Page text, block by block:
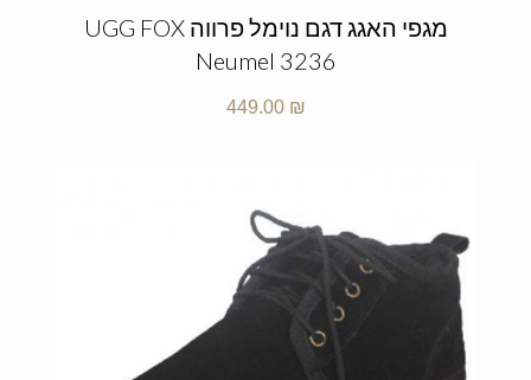
מגפי האגג דגם נוימל פרווה UGG FOX
Neumel 3236
449.00 ₪